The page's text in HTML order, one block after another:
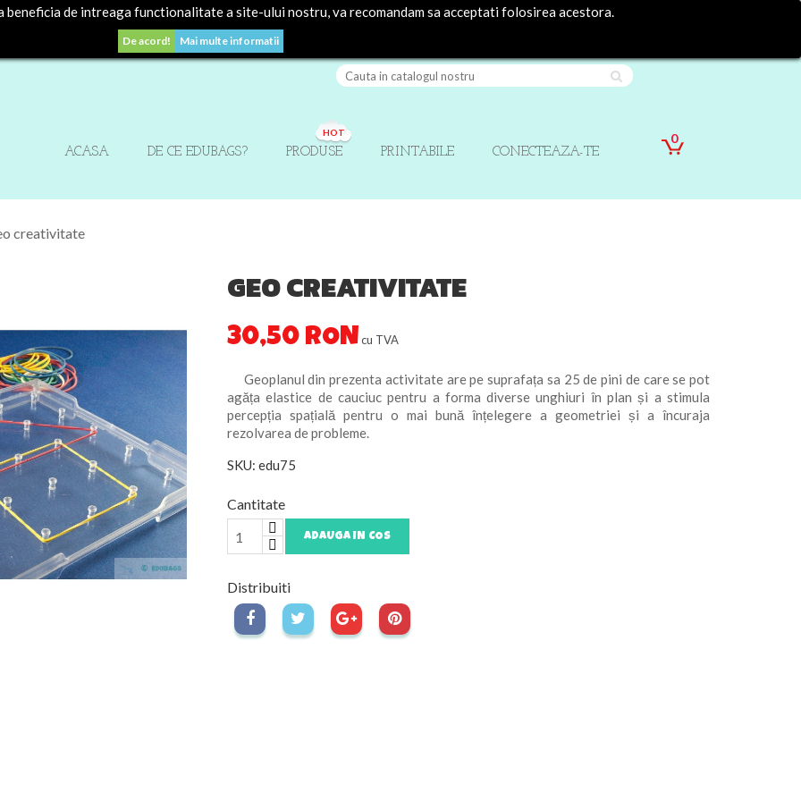
beneficia de intreaga functionalitate a site-ului nostru, va recomandam sa acceptati folosirea acestora.
De acord! Mai multe informatii
Contact
0
ACASA DE CE EDUBAGS? PRODUSE
HOT
PRINTABILE CONECTEAZA-TE
creativitate
GEO CREATIVITATE
30,50 RONcu TVA
Geoplanul din prezenta activitate are pe suprafața sa 25 de pini de care se pot
agăța elastice de cauciuc pentru a forma diverse unghiuri în plan și a stimula
percepția spațială pentru o mai bună înțelegere a geometriei și a încuraja
rezolvarea de probleme.
SKU: edu75
Cantitate
ADAUGA IN COS
Distribuiti